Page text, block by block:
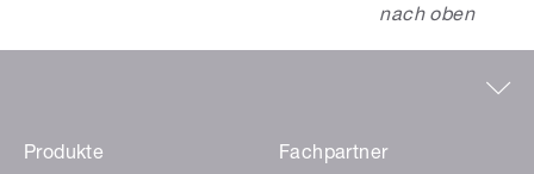
nach oben
Produkte
Fachpartner